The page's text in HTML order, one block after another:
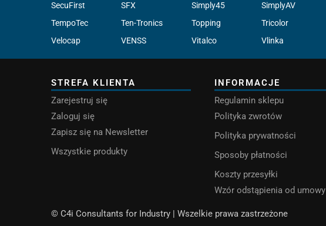
SecuFirst
SFX Simply45 SimplyAV
TempoTec
Ten-Tronics Topping Tricolor
Velocap
VENSS Vitalco Vlinka
STREFA KLIENTA
Zarejestruj się
Zaloguj się
Zapisz się na Newsletter
Wszystkie produkty
INFORMACJE
Regulamin sklepu
Polityka zwrotów
Polityka prywatności
Sposoby płatności
Koszty przesyłki
Wzór odstąpienia od umowy
© C4i Consultants for Industry | Wszelkie prawa zastrzeżone